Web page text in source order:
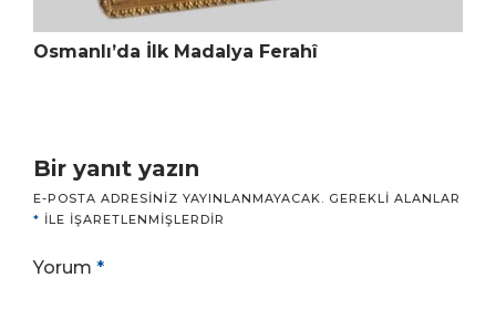
Osmanlı’da İlk Madalya Ferahî
Bir yanıt yazın
E-POSTA ADRESINIZ YAYINLANMAYACAK. GEREKLI ALANLAR
* ILE IŞARETLENMIŞLERDIR
Yorum *